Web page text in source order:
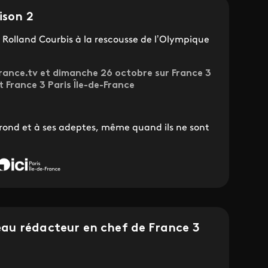
2
Courbis à la rescousse de l’Olympique
et dimanche 26 octobre sur France 3
3 Paris Île-de-France
et à ses adeptes, même quand ils ne sont
rédacteur en chef de France 3